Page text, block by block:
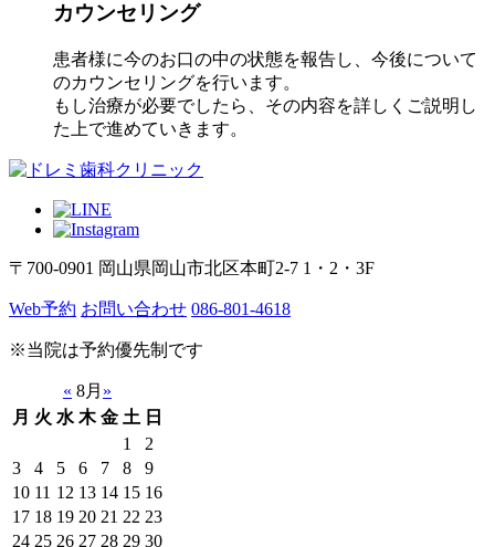
カウンセリング
患者様に今のお口の中の状態を報告し、今後について
のカウンセリングを行います。
もし治療が必要でしたら、その内容を詳しくご説明し
た上で進めていきます。
〒700-0901 岡山県岡山市北区本町2-7 1・2・3F
Web予約 お問い合わせ 086-801-4618
※当院は予約優先制です
« 8月 »
月 火 水 木 金 土 日
1
2
3
4 5 6 7 8
9
10 11 12 13 14 15 16
17 18 19 20 21 22 23
24 25 26 27 28 29 30